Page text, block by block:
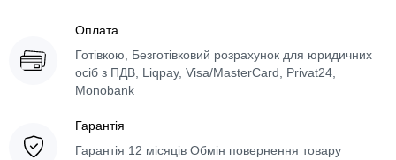
Оплата
Готівкою, Безготівковий розрахунок для юридичних
осіб з ПДВ, Liqpay, Visa/MasterCard, Privat24,
Monobank
Гарантія
Гарантія 12 місяців Обмін повернення товару